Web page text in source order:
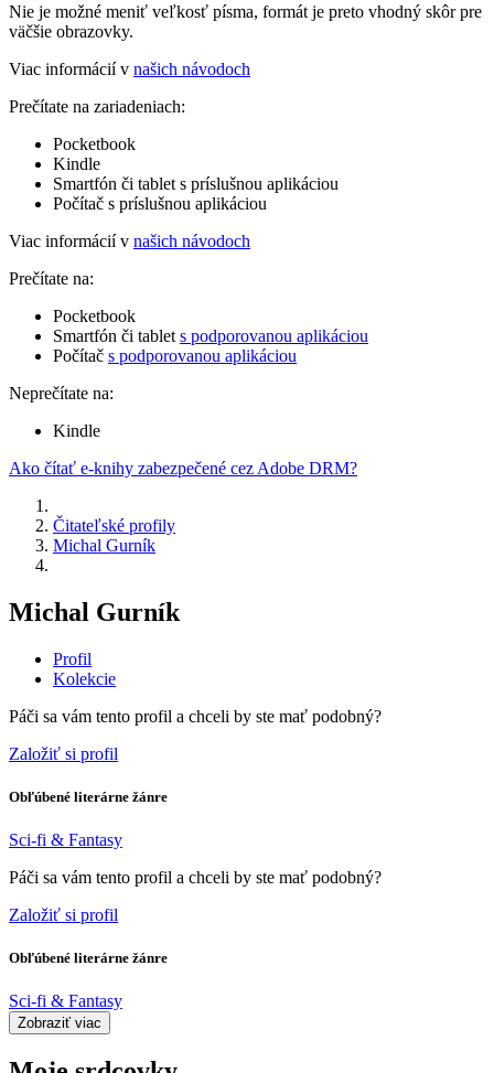
Nie je možné meniť veľkosť písma, formát je preto vhodný skôr pre
väčšie obrazovky.
Viac informácií v našich návodoch
Prečítate na zariadeniach:
Pocketbook
Kindle
Smartfón či tablet s príslušnou aplikáciou
Počítač s príslušnou aplikáciou
Viac informácií v našich návodoch
Prečítate na:
Pocketbook
Smartfón či tablet s podporovanou aplikáciou
Počítač s podporovanou aplikáciou
Neprečítate na:
Kindle
Ako čítať e-knihy zabezpečené cez Adobe DRM?
Čitateľské profily
Michal Gurník
Michal Gurník
Profil
Kolekcie
Páči sa vám tento profil a chceli by ste mať podobný?
Založiť si profil
Obľúbené literárne žánre
Sci-fi & Fantasy
Páči sa vám tento profil a chceli by ste mať podobný?
Založiť si profil
Obľúbené literárne žánre
Sci-fi & Fantasy
Zobraziť viac